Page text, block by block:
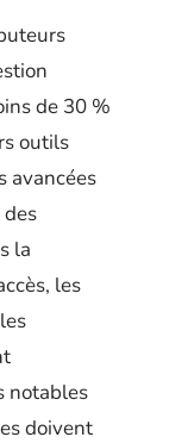
de 30 %
outils
avancées
la
les
notables
doivent